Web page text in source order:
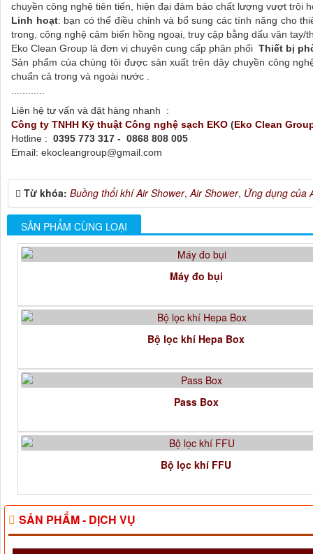
chuyền công nghệ tiên tiến, hiện đại đảm bảo chất lượng vượt trội
Linh hoạt: bạn có thể điều chỉnh và bổ sung các tính năng cho
trong, công nghệ cảm biến hồng ngoại, truy cập bằng dấu vân
Eko Clean Group là đơn vị chuyên cung cấp phân phối Thiết bị
Sản phẩm của chúng tôi được sản xuất trên dây chuyền công
chuẩn cả trong và ngoài nước .
Liên hệ tư vấn và đặt hàng nhanh :
Công ty TNHH Kỹ thuật Công nghệ sạch EKO (Eko Clean
Hotline : 0395 773 317 - 0868 808 005
Email: ekocleangroup@gmail.com
Từ khóa: Buồng thổi khí Air Shower,Air Shower, Ứng dụng của
SẢN PHẨM CÙNG LOẠI
Máy đo bụi
Bộ lọc khí Hepa Box
Pass Box
Bộ lọc khí FFU
SẢN PHẨM - DỊCH VỤ